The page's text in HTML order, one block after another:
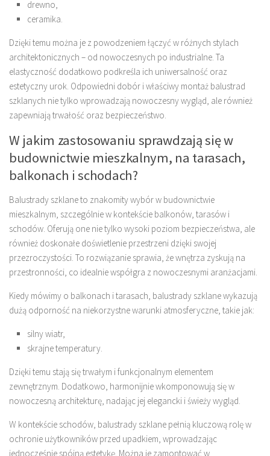
drewno,
ceramika.
Dzięki temu można je z powodzeniem łączyć w różnych stylach
architektonicznych – od nowoczesnych po industrialne. Ta
elastyczność dodatkowo podkreśla ich uniwersalność oraz
estetyczny urok. Odpowiedni dobór i właściwy montaż balustrad
szklanych nie tylko wprowadzają nowoczesny wygląd, ale również
zapewniają trwałość oraz bezpieczeństwo.
W jakim zastosowaniu sprawdzają się w
budownictwie mieszkalnym, na tarasach,
balkonach i schodach?
Balustrady szklane to znakomity wybór w budownictwie
mieszkalnym, szczególnie w kontekście balkonów, tarasów i
schodów. Oferują one nie tylko wysoki poziom bezpieczeństwa, ale
również doskonałe doświetlenie przestrzeni dzięki swojej
przezroczystości. To rozwiązanie sprawia, że wnętrza zyskują na
przestronności, co idealnie współgra z nowoczesnymi aranżacjami.
Kiedy mówimy o balkonach i tarasach, balustrady szklane wykazują
dużą odporność na niekorzystne warunki atmosferyczne, takie jak:
silny wiatr,
skrajne temperatury.
Dzięki temu stają się trwałym i funkcjonalnym elementem
zewnętrznym. Dodatkowo, harmonijnie wkomponowują się w
nowoczesną architekturę, nadając jej elegancki i świeży wygląd.
W kontekście schodów, balustrady szklane pełnią kluczową rolę w
ochronie użytkowników przed upadkiem, wprowadzając
jednocześnie spójną estetykę. Można je zamontować w